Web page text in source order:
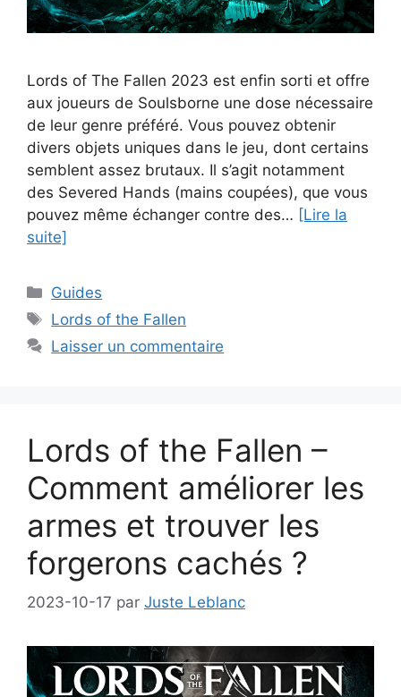
Lords of The Fallen 2023 est enfin sorti et offre
aux joueurs de Soulsborne une dose nécessaire
de leur genre préféré. Vous pouvez obtenir
divers objets uniques dans le jeu, dont certains
semblent assez brutaux. Il s’agit notamment
des Severed Hands (mains coupées), que vous
pouvez même échanger contre des… [Lire la
suite]
Catégories
Guides
Étiquettes
Lords of the Fallen
Laisser un commentaire
Lords of the Fallen –
Comment améliorer les
armes et trouver les
forgerons cachés ?
2023-10-17 par Juste Leblanc